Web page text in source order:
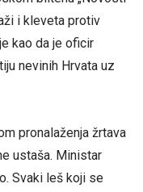
i kleveta protiv
kao da je oficir
nevinih Hrvata uz
pronalaženja žrtava
ustaša. Ministar
Svaki leš koji se